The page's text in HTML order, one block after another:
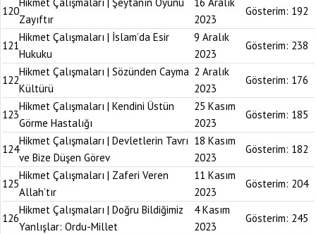
120
Zayıftır
2023
Gösterim: 192
121
Hikmet Çalışmaları | İslam’da Esir
Hukuku
9 Aralık
2023
Gösterim: 238
122
Hikmet Çalışmaları | Sözünden Cayma
Kültürü
2 Aralık
2023
Gösterim: 176
123
Hikmet Çalışmaları | Kendini Üstün
Görme Hastalığı
25 Kasım
2023
Gösterim: 185
124
Hikmet Çalışmaları | Devletlerin Tavrı
ve Bize Düşen Görev
18 Kasım
2023
Gösterim: 182
125
Hikmet Çalışmaları | Zaferi Veren
Allah’tır
11 Kasım
2023
Gösterim: 204
126
Hikmet Çalışmaları | Doğru Bildiğimiz
Yanlışlar: Ordu-Millet
4 Kasım
2023
Gösterim: 245